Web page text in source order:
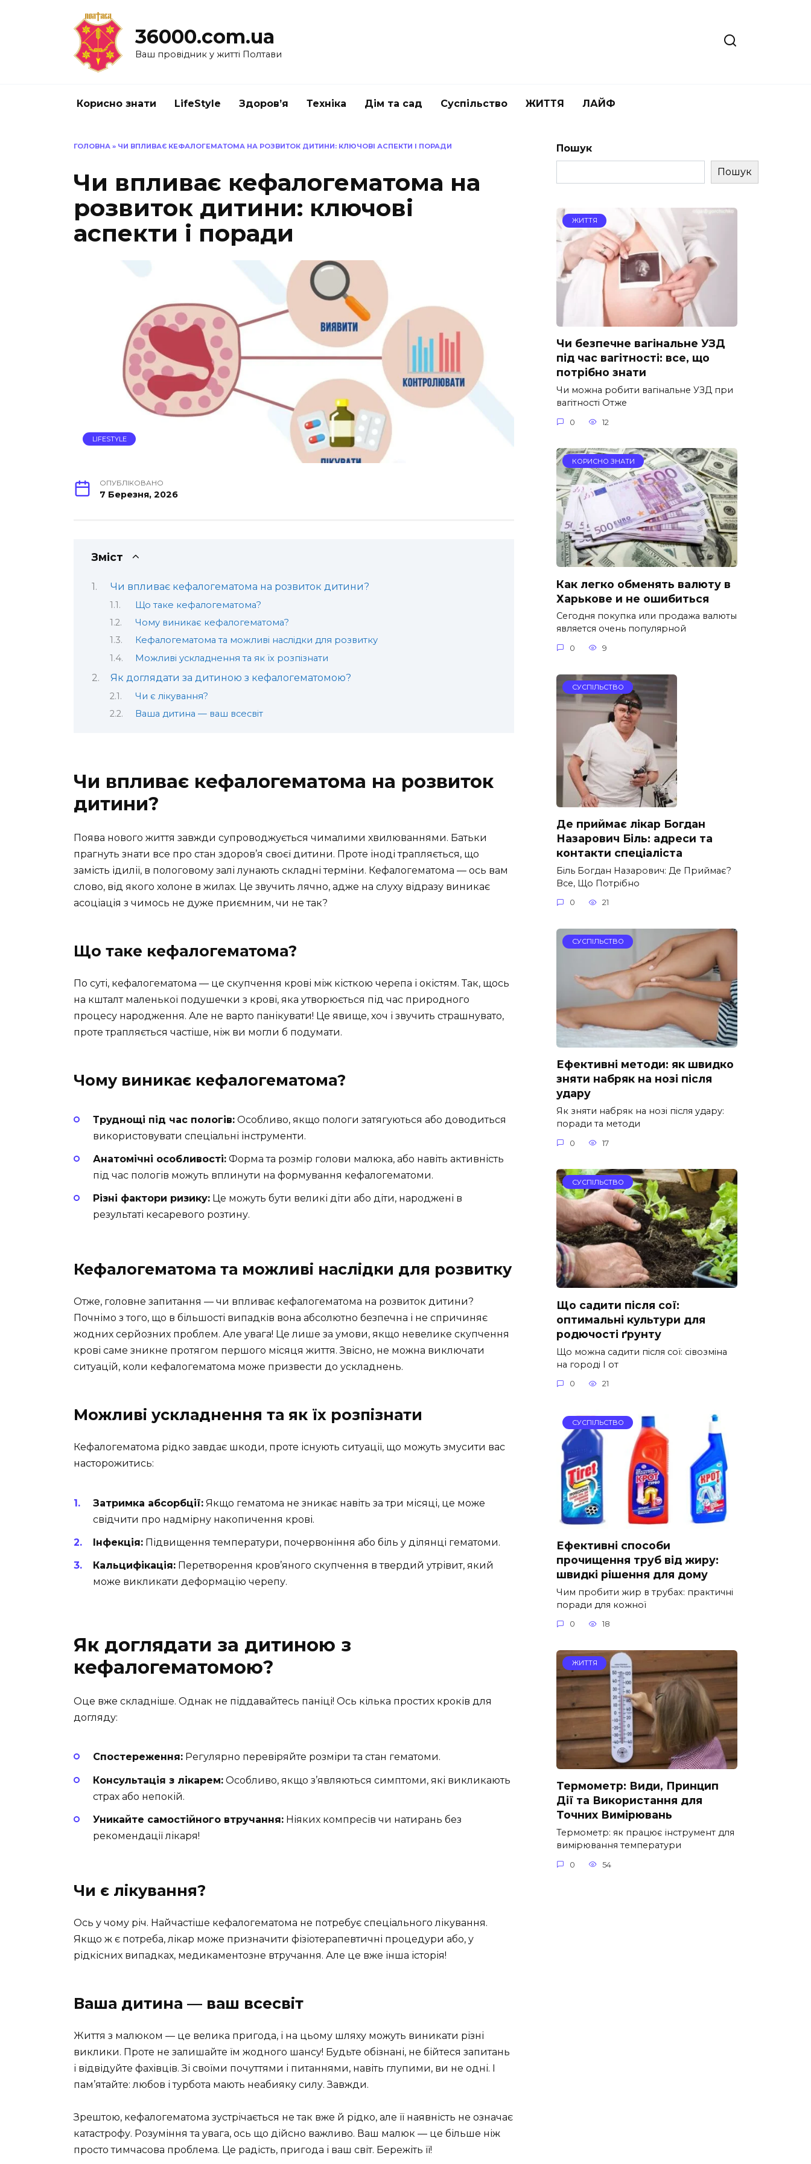
36000.com.ua
Ваш провідник у житті Полтави
Корисно знати LifeStyle Здоров’я Техніка Дім та сад Суспільство ЖИТТЯ ЛАЙФ
ГОЛОВНА » ЧИ ВПЛИВАЄ КЕФАЛОГЕМАТОМА НА РОЗВИТОК ДИТИНИ: КЛЮЧОВІ АСПЕКТИ І ПОРАДИ
Чи впливає кефалогематома на
розвиток дитини: ключові
аспекти і поради
LIFESTYLE
ОПУБЛІКОВАНО
7 Березня, 2026
Зміст
Чи впливає кефалогематома на розвиток дитини?
Що таке кефалогематома?
Чому виникає кефалогематома?
Кефалогематома та можливі наслідки для розвитку
Можливі ускладнення та як їх розпізнати
Як доглядати за дитиною з кефалогематомою?
Чи є лікування?
Ваша дитина — ваш всесвіт
Чи впливає кефалогематома на розвиток
дитини?
Поява нового життя завжди супроводжується чималими хвилюваннями. Батьки
прагнуть знати все про стан здоров’я своєї дитини. Проте іноді трапляється, що
замість ідилії, в пологовому залі лунають складні терміни. Кефалогематома — ось вам
слово, від якого холоне в жилах. Це звучить лячно, адже на слуху відразу виникає
асоціація з чимось не дуже приємним, чи не так?
Що таке кефалогематома?
По суті, кефалогематома — це скупчення крові між кісткою черепа і окістям. Так, щось
на кшталт маленької подушечки з крові, яка утворюється під час природного
процесу народження. Але не варто панікувати! Це явище, хоч і звучить страшнувато,
проте трапляється частіше, ніж ви могли б подумати.
Чому виникає кефалогематома?
Труднощі під час пологів: Особливо, якщо пологи затягуються або доводиться
використовувати спеціальні інструменти.
Анатомічні особливості: Форма та розмір голови малюка, або навіть активність
під час пологів можуть вплинути на формування кефалогематоми.
Різні фактори ризику: Це можуть бути великі діти або діти, народжені в
результаті кесаревого розтину.
Кефалогематома та можливі наслідки для розвитку
Отже, головне запитання — чи впливає кефалогематома на розвиток дитини?
Почнімо з того, що в більшості випадків вона абсолютно безпечна і не спричиняє
жодних серйозних проблем. Але увага! Це лише за умови, якщо невелике скупчення
крові саме зникне протягом першого місяця життя. Звісно, не можна виключати
ситуацій, коли кефалогематома може призвести до ускладнень.
Можливі ускладнення та як їх розпізнати
Кефалогематома рідко завдає шкоди, проте існують ситуації, що можуть змусити вас
насторожитись:
Затримка абсорбції: Якщо гематома не зникає навіть за три місяці, це може
свідчити про надмірну накопичення крові.
Інфекція: Підвищення температури, почервоніння або біль у ділянці гематоми.
Кальцифікація: Перетворення кров’яного скупчення в твердий утрівит, який
може викликати деформацію черепу.
Як доглядати за дитиною з
кефалогематомою?
Оце вже складніше. Однак не піддавайтесь паніці! Ось кілька простих кроків для
догляду:
Спостереження: Регулярно перевіряйте розміри та стан гематоми.
Консультація з лікарем: Особливо, якщо з’являються симптоми, які викликають
страх або непокій.
Уникайте самостійного втручання: Ніяких компресів чи натирань без
рекомендації лікаря!
Чи є лікування?
Ось у чому річ. Найчастіше кефалогематома не потребує спеціального лікування.
Якщо ж є потреба, лікар може призначити фізіотерапевтичні процедури або, у
рідкісних випадках, медикаментозне втручання. Але це вже інша історія!
Ваша дитина — ваш всесвіт
Життя з малюком — це велика пригода, і на цьому шляху можуть виникати різні
виклики. Проте не залишайте їм жодного шансу! Будьте обізнані, не бійтеся запитань
і відвідуйте фахівців. Зі своїми почуттями і питаннями, навіть глупими, ви не одні. І
пам’ятайте: любов і турбота мають неабияку силу. Завжди.
Зрештою, кефалогематома зустрічається не так вже й рідко, але її наявність не означає
катастрофу. Розуміння та увага, ось що дійсно важливо. Ваш малюк — це більше ніж
просто тимчасова проблема. Це радість, пригода і ваш світ. Бережіть її!
Пошук
Пошук
ЖИТТЯ
Чи безпечне вагінальне УЗД
під час вагітності: все, що
потрібно знати
Чи можна робити вагінальне УЗД при
вагітності Отже
0 12
КОРИСНО ЗНАТИ
Как легко обменять валюту в
Харькове и не ошибиться
Сегодня покупка или продажа валюты
является очень популярной
0 9
СУСПІЛЬСТВО
Де приймає лікар Богдан
Назарович Біль: адреси та
контакти спеціаліста
Біль Богдан Назарович: Де Приймає?
Все, Що Потрібно
0 21
СУСПІЛЬСТВО
Ефективні методи: як швидко
зняти набряк на нозі після
удару
Як зняти набряк на нозі після удару:
поради та методи
0 17
СУСПІЛЬСТВО
Що садити після сої:
оптимальні культури для
родючості ґрунту
Що можна садити після сої: сівозміна
на городі І от
0 21
СУСПІЛЬСТВО
Ефективні способи
прочищення труб від жиру:
швидкі рішення для дому
Чим пробити жир в трубах: практичні
поради для кожної
0 18
ЖИТТЯ
Термометр: Види, Принцип
Дії та Використання для
Точних Вимірювань
Термометр: як працює інструмент для
вимірювання температури
0 54